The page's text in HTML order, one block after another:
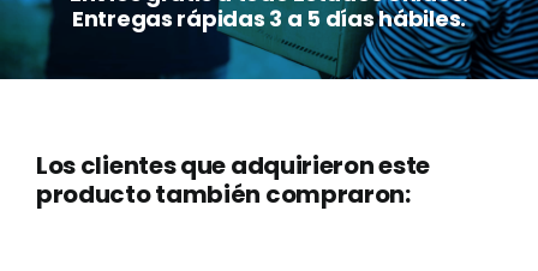
Entregas rápidas 3 a 5 días hábiles.
Los clientes que adquirieron este
producto también compraron: